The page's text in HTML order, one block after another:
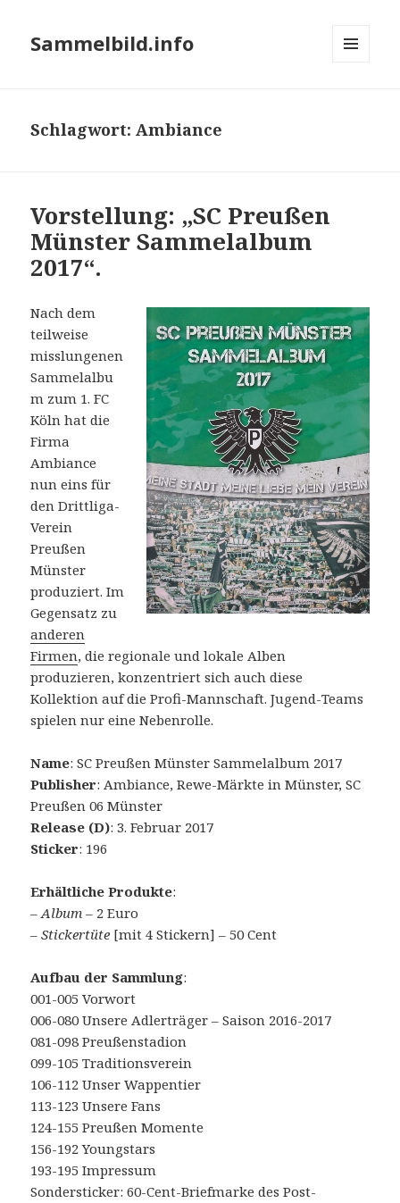
Sammelbild.info
Schlagwort:Ambiance
Vorstellung: „SC Preußen
Münster Sammelalbum
2017“.
Nach dem
teilweise
misslungenen
Sammelalbu
m zum 1. FC
Köln hat die
Firma
Ambiance
nun eins für
den Drittliga-
Verein
Preußen
Münster
produziert. Im
Gegensatz zu
anderen
Firmen, die regionale und lokale Alben
produzieren, konzentriert sich auch diese
Kollektion auf die Profi-Mannschaft. Jugend-Teams
spielen nur eine Nebenrolle.
Name: SC Preußen Münster Sammelalbum 2017
Publisher: Ambiance, Rewe-Märkte in Münster, SC
Preußen 06 Münster
Release (D): 3. Februar 2017
Sticker: 196
Erhältliche Produkte:
–Album – 2 Euro
–Stickertüte [mit 4 Stickern] – 50 Cent
Aufbau der Sammlung:
001-005 Vorwort
006-080 Unsere Adlerträger – Saison 2016-2017
081-098 Preußenstadion
099-105 Traditionsverein
106-112 Unser Wappentier
113-123 Unsere Fans
124-155 Preußen Momente
156-192 Youngstars
193-195 Impressum
Sondersticker: 60-Cent-Briefmarke des Post-